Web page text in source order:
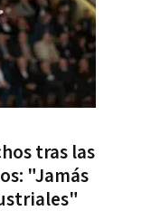
tras las
"Jamás